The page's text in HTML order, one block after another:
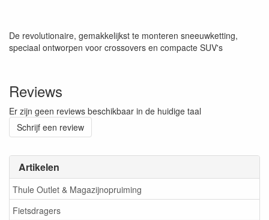
Artikelen
Thule Outlet & Magazijnopruiming
Fietsdragers
De revolutionaire, gemakkelijkst te monteren sneeuwketting,
speciaal ontworpen voor crossovers en compacte SUV's
Reviews
Er zijn geen reviews beschikbaar in de huidige taal
Schrijf een review